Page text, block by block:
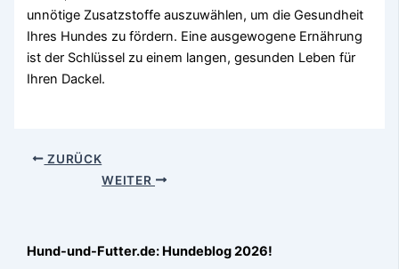
unnötige Zusatzstoffe auszuwählen, um die Gesundheit
Ihres Hundes zu fördern. Eine ausgewogene Ernährung
ist der Schlüssel zu einem langen, gesunden Leben für
Ihren Dackel.
ZURÜCK
WEITER
Hund-und-Futter.de: Hundeblog 2026!